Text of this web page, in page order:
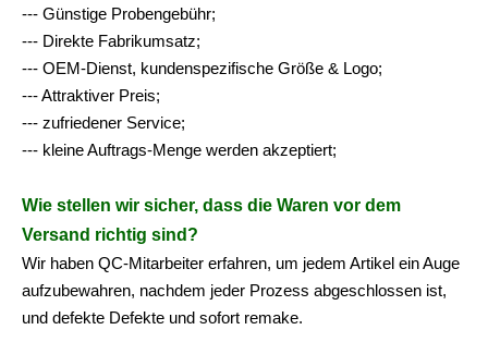
--- Günstige Probengebühr;
--- Direkte Fabrikumsatz;
--- OEM-Dienst, kundenspezifische Größe & Logo;
--- Attraktiver Preis;
--- zufriedener Service;
--- kleine Auftrags-Menge werden akzeptiert;
Wie stellen wir sicher, dass die Waren vor dem
Versand richtig sind?
Wir haben QC-Mitarbeiter erfahren, um jedem Artikel ein Auge
aufzubewahren, nachdem jeder Prozess abgeschlossen ist,
und defekte Defekte und sofort remake.